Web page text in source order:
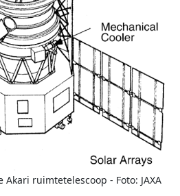
Akari ruimtetelescoop - Foto: JAXA